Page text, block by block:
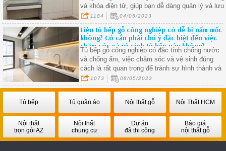
và khóa điện tử, giúp bạn dễ dàng quản lý và lưu
trữ quần áo một cách hiệu quả
1184 04/05/2023
Liệu tủ bếp gỗ công nghiệp có dễ bị nấm mốc
không? Có cần phải chú ý đặc biệt đến việc
chăm sóc và vệ sinh tủ bếp này không?
Tủ bếp gỗ công nghiệp có đặc tính chống nước
và chống ẩm, việc chăm sóc và vệ sinh đúng
cách là rất quan trọng để tránh sự hình thành và
phát triển của nấm mốc
1073 08/05/2023
Tủ bếp Tủ quần áo Nội thất gỗ Nội Thất HCM
Nội thất
trọn gói AZ
Nội thất
chung cư
Dự án
đã thi công
Báo giá
nội thất gỗ